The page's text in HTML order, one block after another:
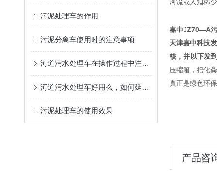
污泥处理车的作用
污泥分离车使用时的注意事项
河道污水处理车在操作过程中注意的问题
河道污水处理车好用么，如何延长使用寿命
污泥处理车的使用效果
河流或人烟稀
嘉中JZ70—A
天津嘉中科技
核，并以下发
压缩箱，把化
真正是绿色环
产品咨